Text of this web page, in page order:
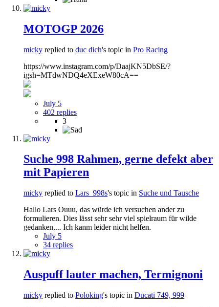
MOTOGP 2026
micky replied to duc dich's topic in Pro Racing
https://www.instagram.com/p/DaajKN5DbSE/?
igsh=MTdwNDQ4eXExeW80cA==
July 5
402 replies
3
Suche 998 Rahmen, gerne defekt aber
mit Papieren
micky replied to Lars_998s's topic in Suche und Tausche
Hallo Lars Ouuu, das würde ich versuchen ander zu
formulieren. Dies lässt sehr sehr viel spielraum für wilde
gedanken.... Ich kanm leider nicht helfen.
July 5
34 replies
Auspuff lauter machen, Termignoni
micky replied to Poloking's topic in Ducati 749, 999